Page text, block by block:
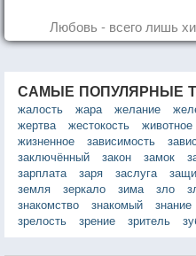
Любовь - всего лишь
САМЫЕ ПОПУЛЯРНЫЕ
жалость
жара желание
жертва
жестокость животное
жизненное
зависимость
заключённый
закон замок
зарплата
заря заслуга
земля
зеркало зима зло
знакомство
знакомый знание
зрелость
зрение зритель